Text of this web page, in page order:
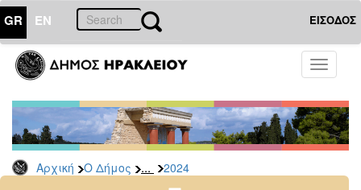
GR EN ΕΙΣΟΔΟΣ
Toggle
Αρχική Ο Δήμος ... 2024
ΔΗΜΟΣ
Δελτία
Τύπου
Αρχείο
2026